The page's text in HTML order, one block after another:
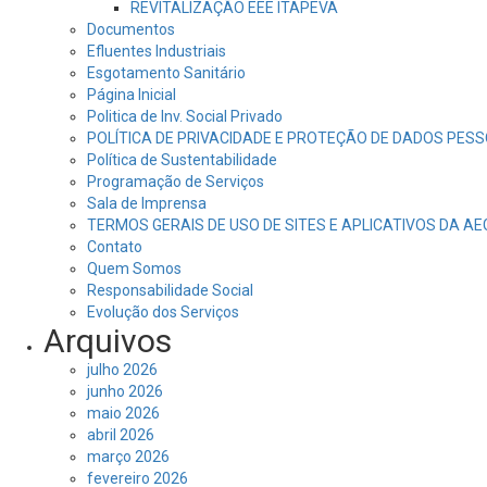
REVITALIZAÇÃO EEE ITAPEVA
Documentos
Efluentes Industriais
Esgotamento Sanitário
Página Inicial
Politica de Inv. Social Privado
POLÍTICA DE PRIVACIDADE E PROTEÇÃO DE DADOS
Política de Sustentabilidade
Programação de Serviços
Sala de Imprensa
TERMOS GERAIS DE USO DE SITES E APLICATIVOS DA
Contato
Quem Somos
Responsabilidade Social
Evolução dos Serviços
Arquivos
julho 2026
junho 2026
maio 2026
abril 2026
março 2026
fevereiro 2026